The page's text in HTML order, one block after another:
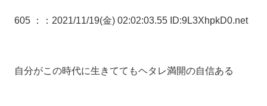
605 ： ：2021/11/19(金) 02:02:03.55 ID:9L3XhpkD0.net
自分がこの時代に生きててもヘタレ満開の自信ある